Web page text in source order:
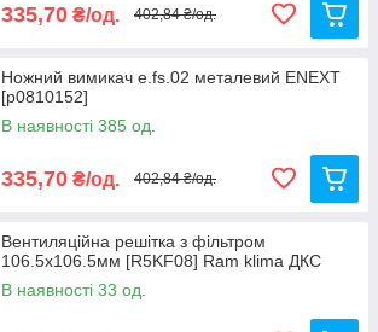
335,70 ₴/од. 402,84 ₴/од.
Ножний вимикач e.fs.02 металевий ENEXT
[p0810152]
В наявності 385 од.
335,70 ₴/од. 402,84 ₴/од.
Вентиляційна решітка з фільтром
106.5х106.5мм [R5KF08] Ram klima ДКС
В наявності 33 од.